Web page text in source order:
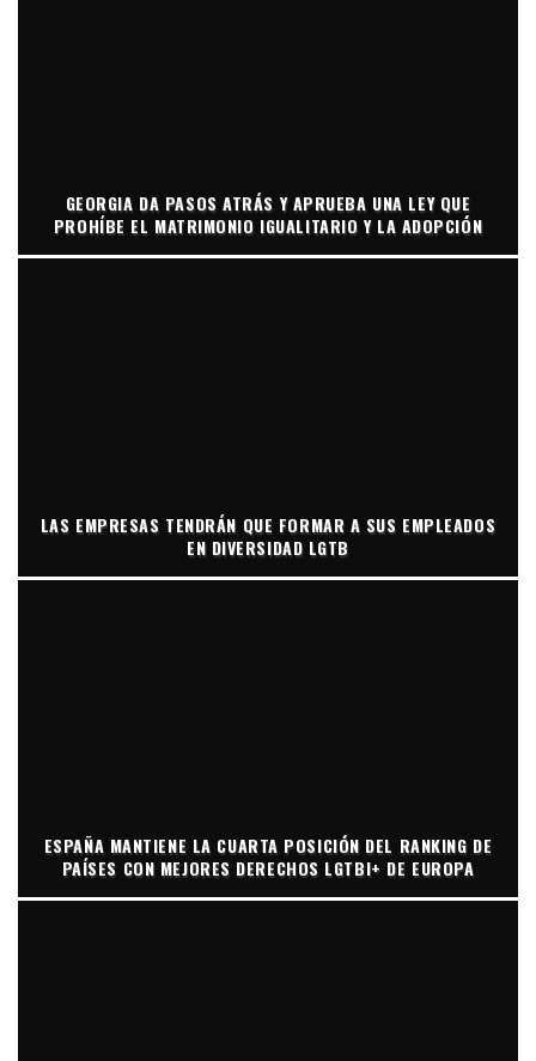
GEORGIA DA PASOS ATRÁS Y APRUEBA UNA LEY QUE
PROHÍBE EL MATRIMONIO IGUALITARIO Y LA ADOPCIÓN
LAS EMPRESAS TENDRÁN QUE FORMAR A SUS EMPLEADOS
EN DIVERSIDAD LGTB
ESPAÑA MANTIENE LA CUARTA POSICIÓN DEL RANKING DE
PAÍSES CON MEJORES DERECHOS LGTBI+ DE EUROPA